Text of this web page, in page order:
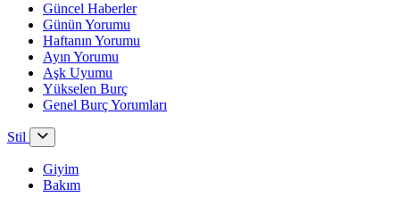
Güncel Haberler
Günün Yorumu
Haftanın Yorumu
Ayın Yorumu
Aşk Uyumu
Yükselen Burç
Genel Burç Yorumları
Stil
Giyim
Bakım